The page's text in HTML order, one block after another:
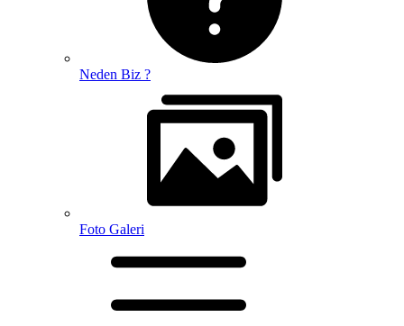
Neden Biz ?
Foto Galeri